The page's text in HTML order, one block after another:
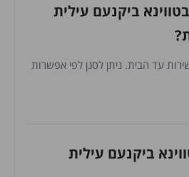
ביקנעם עילית
עד הבית. ניתן לסנן לפי אפשרות
ביקנעם עילית